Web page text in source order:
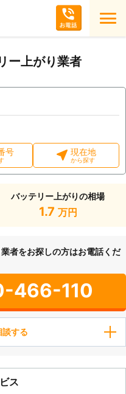
ー上がり業者
号 現在地
から探す
バッテリー上がりの相場
1.7 万円
者をお探しの方はお電話くだ
466-110
談する
ス